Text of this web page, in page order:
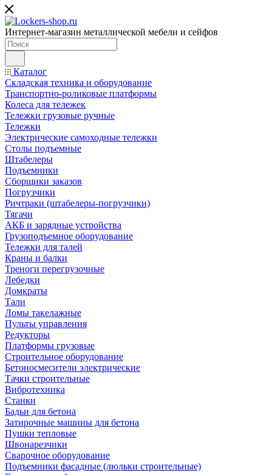
Интернет-магазин металлической мебели и сейфов
Каталог
Складская техника и оборудование
Транспортно-роликовые платформы
Колеса для тележек
Тележки грузовые ручные
Тележки
Электрические самоходные тележки
Столы подъемные
Штабелеры
Подъемники
Сборщики заказов
Погрузчики
Ричтраки (штабелеры-погрузчики)
Тягачи
АКБ и зарядные устройства
Грузоподъемное оборудование
Тележки для талей
Краны и балки
Треноги перегрузочные
Лебедки
Домкраты
Тали
Ломы такелажные
Пульты управления
Редукторы
Платформы грузовые
Строительное оборудование
Бетоносмесители электрические
Тачки строительные
Вибротехника
Станки
Бадьи для бетона
Затирочные машины для бетона
Пушки тепловые
Швонарезчики
Сварочное оборудование
Подъемники фасадные (люльки строительные)